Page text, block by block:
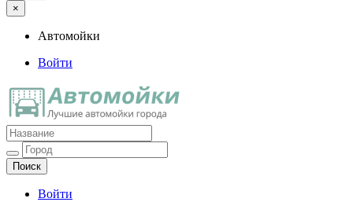
×
Автомойки
Войти
Автомойки
Ещё один сайт на WordPress
Войти